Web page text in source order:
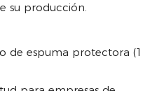
su producción.
de espuma protectora (1